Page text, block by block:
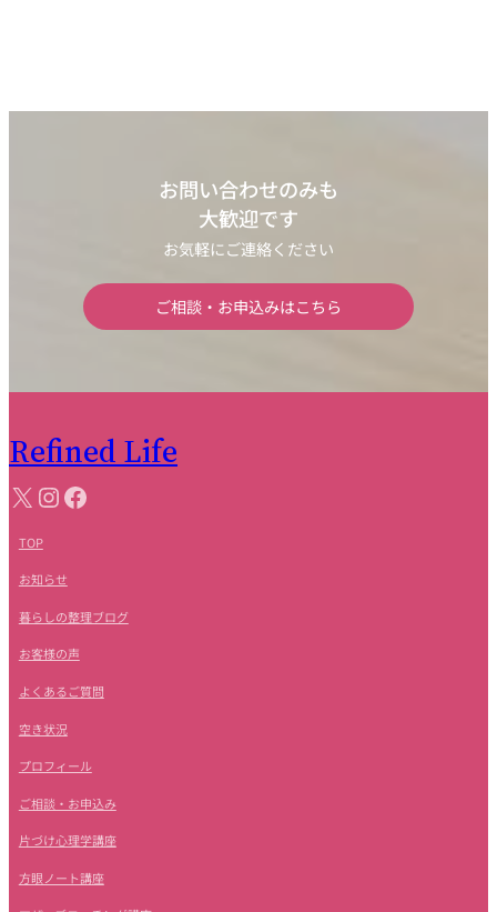
お問い合わせのみも
大歓迎です
お気軽にご連絡ください
ご相談・お申込みはこちら
Refined Life
X InstagramFacebook
TOP
お知らせ
暮らしの整理ブログ
お客様の声
よくあるご質問
空き状況
プロフィール
ご相談・お申込み
片づけ心理学講座
方眼ノート講座